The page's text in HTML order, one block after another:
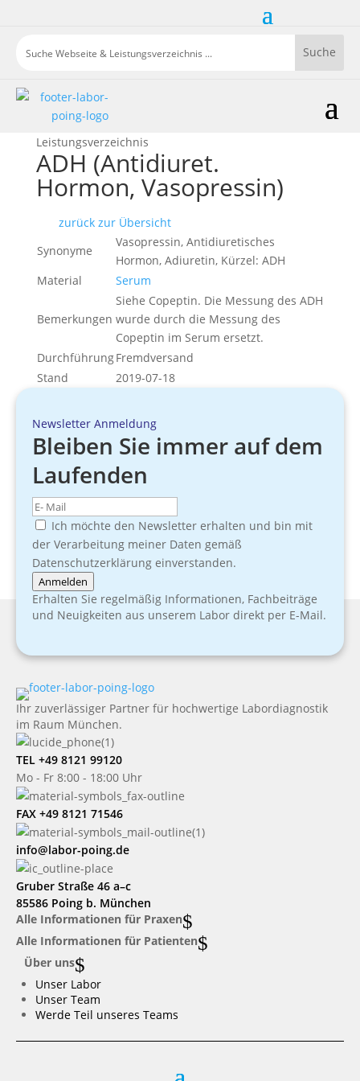
Leistungsverzeichnis
ADH (Antidiuret.
Hormon, Vasopressin)
zurück zur Übersicht
Synonyme
Vasopressin, Antidiuretisches
Hormon, Adiuretin, Kürzel: ADH
Material
Serum
Bemerkungen
Siehe Copeptin. Die Messung des ADH
wurde durch die Messung des
Copeptin im Serum ersetzt.
DurchführungFremdversand
Stand
2019-07-18
Newsletter Anmeldung
Bleiben Sie immer auf dem
Laufenden
Ich möchte den Newsletter erhalten und bin mit
der Verarbeitung meiner Daten gemäß
Datenschutzerklärung einverstanden.
Anmelden
Erhalten Sie regelmäßig Informationen, Fachbeiträge
und Neuigkeiten aus unserem Labor direkt per E-Mail.
Ihr zuverlässiger Partner für hochwertige Labordiagnostik
im Raum München.
TEL +49 8121 99120
Mo - Fr 8:00 - 18:00 Uhr
FAX +49 8121 71546
info@labor-poing.de
Gruber Straße 46 a–c
85586 Poing b. München
Alle Informationen für Praxen$
Alle Informationen für Patienten$
Über uns$
Unser Labor
Unser Team
Werde Teil unseres Teams